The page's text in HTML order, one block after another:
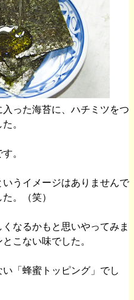
った海苔に、ハチミツをつ
。
。
うイメージはありませんで
。（笑）
なるかもと思いやってみま
こない味でした。
「蜂蜜トッピング」でし